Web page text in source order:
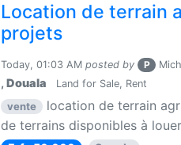
Location de terrain
projets
Today, 01:03 AM posted by P
,Douala Land for Sale, Rent
vente
location de terrain
de terrains disponibles à